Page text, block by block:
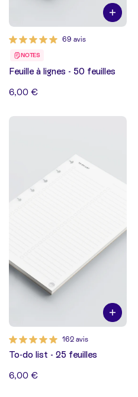
69 avis
NOTES
Feuille à lignes - 50 feuilles
6,00 €
162 avis
To-do list - 25 feuilles
6,00 €